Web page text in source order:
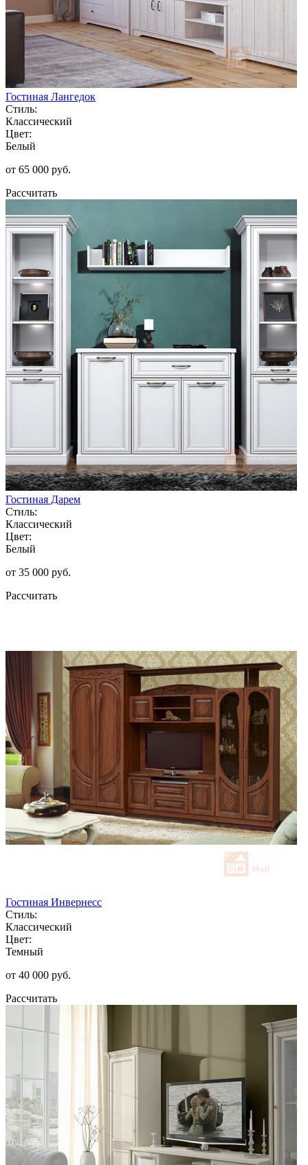
Гостиная Лангедок
Стиль:
Классический
Цвет:
Белый
от 65 000 руб.
Рассчитать
Гостиная Дарем
Стиль:
Классический
Цвет:
Белый
от 35 000 руб.
Рассчитать
Гостиная Инвернесс
Стиль:
Классический
Цвет:
Темный
от 40 000 руб.
Рассчитать